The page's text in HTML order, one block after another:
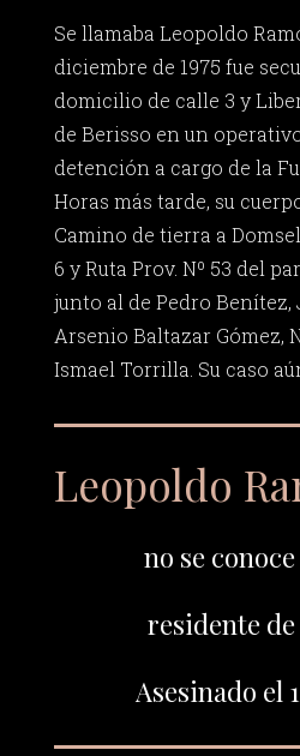
Se llamaba Leopoldo
diciembre de 1975 fue
domicilio de calle 3 y
de Berisso en un
detención a cargo de la
Horas más tarde, su
Camino de tierra a
6 y Ruta Prov. Nº 53 del
junto al de Pedro Benítez,
Arsenio Baltazar Gómez,
Ismael Torrilla. Su caso
Leopoldo
no se
residente
Asesinado el